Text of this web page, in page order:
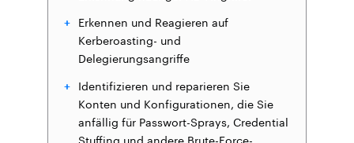
Erkennen und Reagieren auf
Kerberoasting- und
Delegierungsangriffe
Identifizieren und reparieren Sie
Konten und Konfigurationen, die Sie
anfällig für Passwort-Sprays, Credential
Stuffing und andere Brute-Force-